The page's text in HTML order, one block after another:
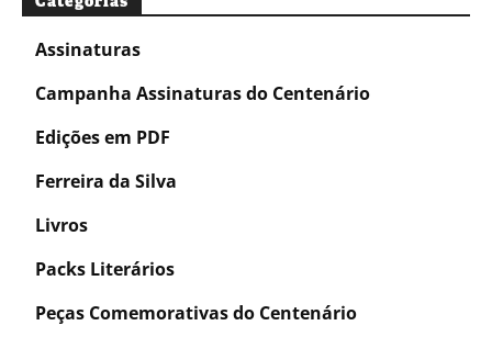
Assinaturas
Campanha Assinaturas do Centenário
Edições em PDF
Ferreira da Silva
Livros
Packs Literários
Peças Comemorativas do Centenário